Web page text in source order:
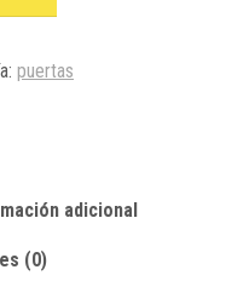
puertas
adicional
(0)